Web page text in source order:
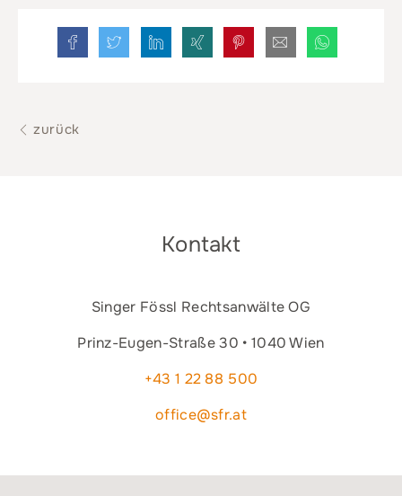
zurück
Kontakt
Singer Fössl Rechtsanwälte OG
Prinz-Eugen-Straße 30 • 1040 Wien
+43 1 22 88 500
office@sfr.at